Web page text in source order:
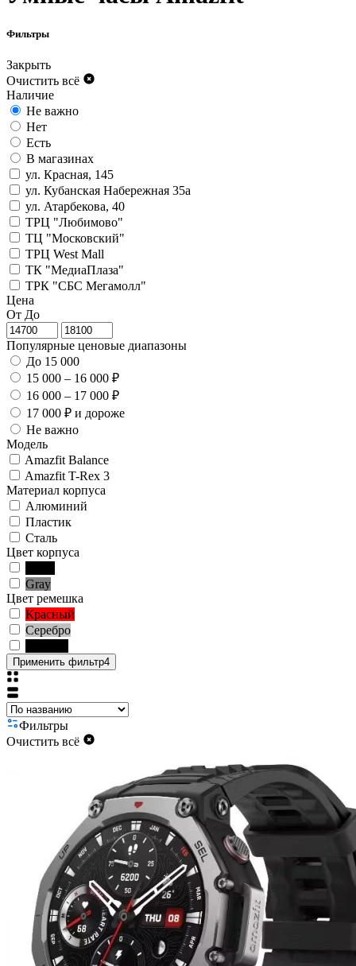
Фильтры
Закрыть
Очистить всё
Наличие
Не важно
Нет
Есть
В магазинах
ул. Красная, 145
ул. Кубанская Набережная 35а
ул. Атарбекова, 40
ТРЦ "Любимово"
ТЦ "Московский"
ТРЦ West Mall
ТК "МедиаПлаза"
ТРК "СБС Мегамолл"
Цена
От До
Популярные ценовые диапазоны
До 15 000
15 000 – 16 000 ₽
16 000 – 17 000 ₽
17 000 ₽ и дороже
Не важно
Модель
Amazfit Balance
Amazfit T-Rex 3
Материал корпуса
Алюминий
Пластик
Сталь
Цвет корпуса
Gray
Цвет ремешка
Красный
Серебро
Применить фильтр4
Фильтры
Очистить всё